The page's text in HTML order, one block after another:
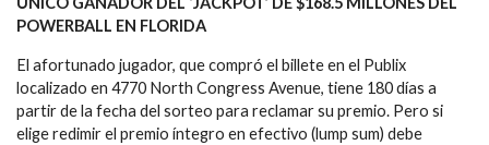
POWERBALL EN FLORIDA
El afortunado jugador, que compró el billete en el Publix
localizado en 4770 North Congress Avenue, tiene 180 días a
partir de la fecha del sorteo para reclamar su premio. Pero si
elige redimir el premio íntegro en efectivo (lump sum) debe